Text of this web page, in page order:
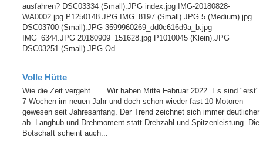
ausfahren? DSC03334 (Small).JPG index.jpg IMG-20180828-
WA0002.jpg P1250148.JPG IMG_8197 (Small).JPG 5 (Medium).jpg
DSC03700 (Small).JPG 3599960269_dd0c616d9a_b.jpg
IMG_6344.JPG 20180909_151628.jpg P1010045 (Klein).JPG
DSC03251 (Small).JPG Od...
Volle Hütte
Wie die Zeit vergeht...... Wir haben Mitte Februar 2022. Es sind "erst"
7 Wochen im neuen Jahr und doch schon wieder fast 10 Motoren
gewesen seit Jahresanfang. Der Trend zeichnet sich immer deutlicher
ab. Langhub und Drehmoment statt Drehzahl und Spitzenleistung. Die
Botschaft scheint auch...